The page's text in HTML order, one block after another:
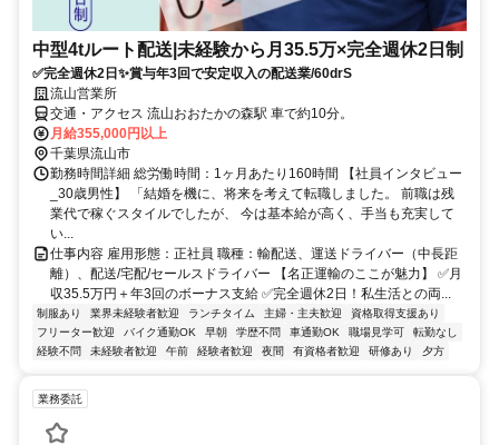
中型4tルート配送|未経験から月35.5万×完全週休2日制
✅完全週休2日✨賞与年3回で安定収入の配送業/60drS
流山営業所
交通・アクセス 流山おおたかの森駅 車で約10分。
月給355,000円以上
千葉県流山市
勤務時間詳細 総労働時間：1ヶ月あたり160時間 【社員インタビュー
_30歳男性】 「結婚を機に、将来を考えて転職しました。 前職は残
業代で稼ぐスタイルでしたが、 今は基本給が高く、手当も充実して
い...
仕事内容 雇用形態：正社員 職種：輸配送、運送ドライバー（中長距
離）、配送/宅配/セールスドライバー 【名正運輸のここが魅力】 ✅月
収35.5万円＋年3回のボーナス支給 ✅完全週休2日！私生活との両...
制服あり 業界未経験者歓迎 ランチタイム 主婦・主夫歓迎
資格取得支援あり
フリーター歓迎
バイク通勤OK 早朝 学歴不問 車通勤OK 職場見学可
転勤なし
経験不問
未経験者歓迎 午前 経験者歓迎 夜間 有資格者歓迎 研修あり 夕方
業務委託